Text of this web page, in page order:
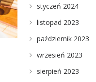
styczeń 2024
listopad 2023
październik 2023
wrzesień 2023
sierpień 2023